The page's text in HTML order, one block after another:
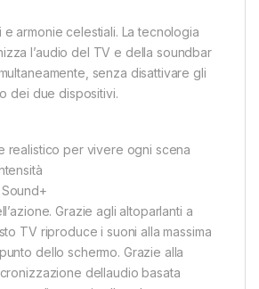
armonie celestiali. La tecnologia
l’audio del TV e della soundbar
senza disattivare gli
dei due dispositivi.
realistico per vivere ogni scena
Grazie agli altoparlanti a
TV riproduce i suoni alla massima
dello schermo. Grazie alla
dellaudio basata